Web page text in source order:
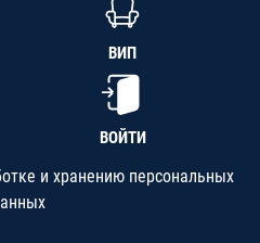
ВИП
ВОЙТИ
и хранению персональных